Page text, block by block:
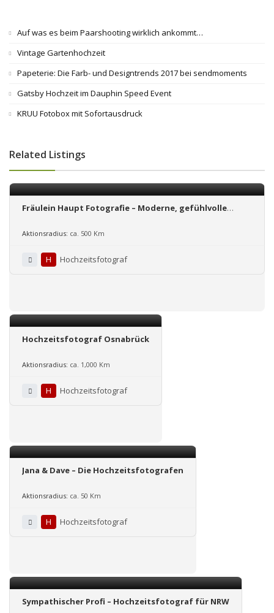
Auf was es beim Paarshooting wirklich ankommt…
Vintage Gartenhochzeit
Papeterie: Die Farb- und Designtrends 2017 bei sendmoments
Gatsby Hochzeit im Dauphin Speed Event
KRUU Fotobox mit Sofortausdruck
Related Listings
Fräulein Haupt Fotografie – Moderne, gefühlvolle
Aktionsradius: ca. 500 Km
H Hochzeitsfotograf
Hochzeitsfotograf Osnabrück
Aktionsradius: ca. 1,000 Km
H Hochzeitsfotograf
Jana & Dave – Die Hochzeitsfotografen
Aktionsradius: ca. 50 Km
H Hochzeitsfotograf
Sympathischer Profi – Hochzeitsfotograf für NRW